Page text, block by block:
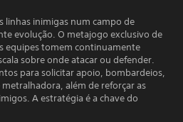
linhas inimigas num campo de
evolução. O metajogo exclusivo de
equipes tomem continuamente
sobre onde atacar ou defender.
para solicitar apoio, bombardeios,
além de reforçar as
A estratégia é a chave do